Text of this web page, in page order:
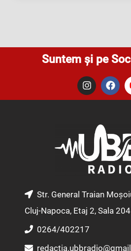
Suntem și pe
I
n
s
m
F
a
c
o
k
Str. General Traian
Cluj-Napoca, Etaj 2, Sala 204
0264/402217